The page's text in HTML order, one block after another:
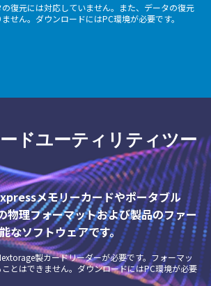
復元には対応していません。また、データの復元
せん。ダウンロードにはPC環境が必要です。
ドユーティリティツー
メモリーカードやポータブル
物理フォーマットおよび製品のファー
なソフトウェアです。
製カードリーダーが必要です。フォーマッ
とはできません。ダウンロードにはPC環境が必要